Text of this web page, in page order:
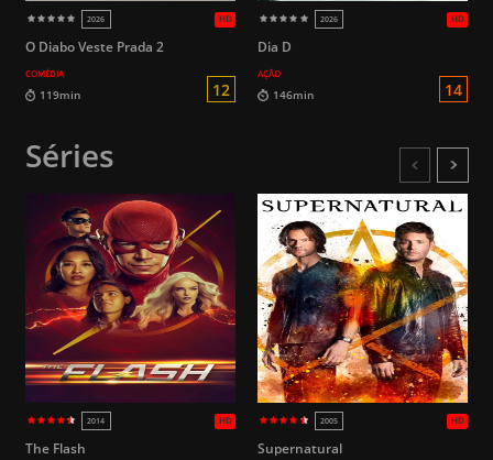
O Diabo Veste Prada 2
COMÉDIA
119min 12
Dia D
AÇÃO
146min
Séries
The Flash Supernatural